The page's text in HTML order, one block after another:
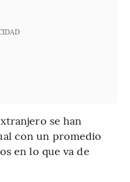
se han
con un promedio
en lo que va de